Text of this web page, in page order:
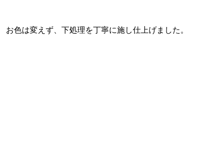
お色は変えず、下処理を丁寧に施し仕上げました。